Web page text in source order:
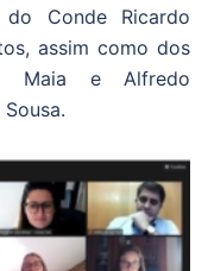
Conde Ricardo
assim como dos
Maia e Alfredo